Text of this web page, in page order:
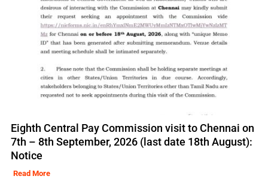
Eighth Central Pay Commission visit to Chennai on
7th – 8th September, 2026 (last date 18th August):
Notice
Read More